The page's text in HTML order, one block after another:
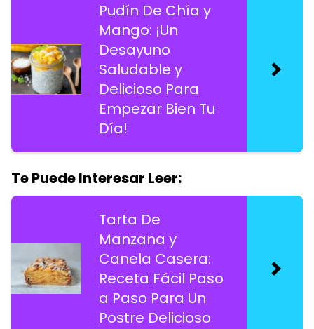
Pudín De Chía y
Mango: ¡Un
Desayuno
Saludable y
Delicioso Para
Empezar Bien Tu
Día!
Te Puede Interesar Leer:
Tarta De
Manzana y
Canela Casera:
Receta Fácil Paso
a Paso Para Un
Postre Delicioso